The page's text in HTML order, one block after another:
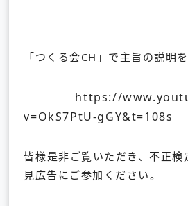
「つくる会CH」で主旨の説明
https://
v=OkS7PtU-gGY&t=108s
皆様是非ご覧いただき、不正検
見広告にご参加ください。